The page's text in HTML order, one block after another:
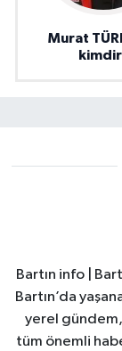
Murat
Bartın info |
Bartın’da
yerel gündem,
tüm önemli